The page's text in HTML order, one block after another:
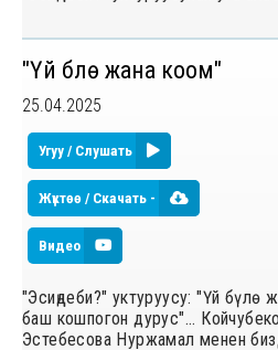
"Үй бүлө жана коом"
25.04.2025
Угуу / Слушать
Жүктөө / Скачать -
Видео
"Эсиңдеби?" уктуруусу: "Үй бүлө
баш кошпогон дурус"...
Эстебесова Нуржамал менен